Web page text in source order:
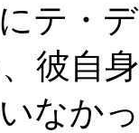
テ・
彼自
なか